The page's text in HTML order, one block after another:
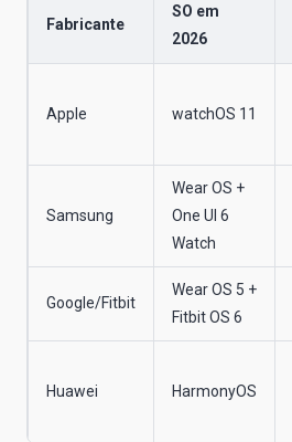
Fabricante
SO em
2026
Apple watchOS 11
Samsung
Wear OS +
One UI 6
Watch
Google/Fitbit
Wear OS 5 +
Fitbit OS 6
Huawei HarmonyOS